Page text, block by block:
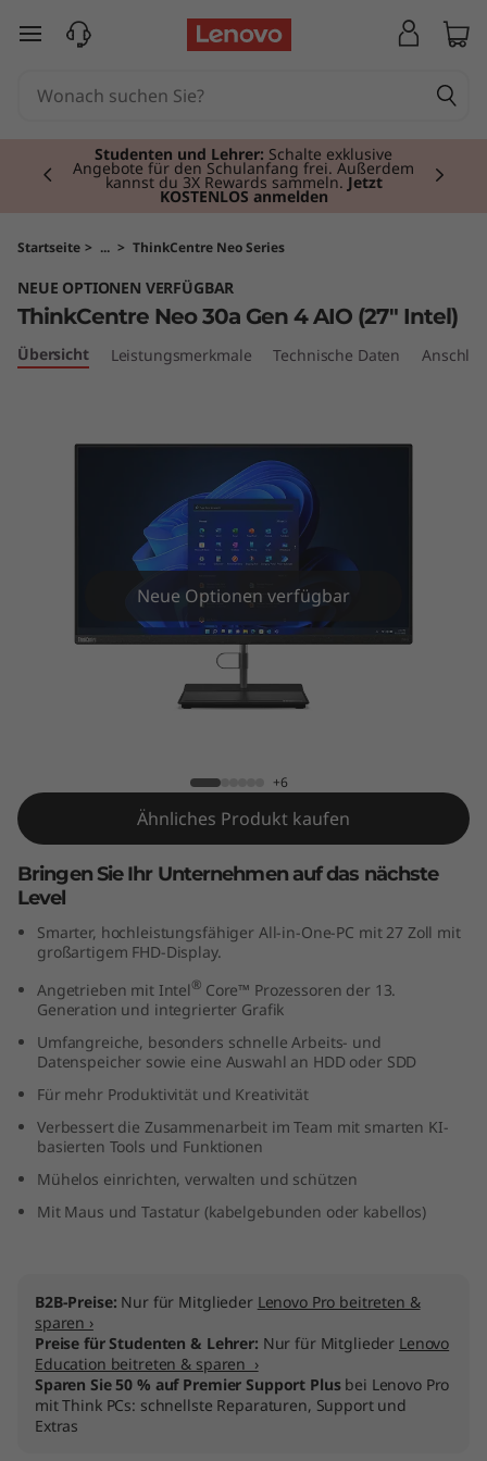
T
C
e
n
G
e
n
A
O
2
zum Hauptinhalt springen
Studenten und Lehrer: Schalte exklusive
Angebote für den Schulanfang frei. Außerdem
kannst du 3X Rewards sammeln. Jetzt
KOSTENLOS anmelden
Currently displaying item 2 of 3
Startseite > ... > ThinkCentre Neo Series
Intel)
NEUE OPTIONEN VERFÜGBAR
ThinkCentre Neo 30a Gen 4 AIO (27" Intel)
Übersicht Leistungsmerkmale Technische Daten
Neue Optionen verfügbar
+6
Ähnliches Produkt kaufen
Bringen Sie Ihr Unternehmen auf das nächste
Level
Smarter, hochleistungsfähiger All-in-One-PC mit 27 Zoll mit
großartigem FHD-Display.
Angetrieben mit Intel® Core™ Prozessoren der 13.
Generation und integrierter Grafik
Umfangreiche, besonders schnelle Arbeits- und
Datenspeicher sowie eine Auswahl an HDD oder SDD
Für mehr Produktivität und Kreativität
Verbessert die Zusammenarbeit im Team mit smarten KI-
basierten Tools und Funktionen
Mühelos einrichten, verwalten und schützen
Mit Maus und Tastatur (kabelgebunden oder kabellos)
B2B-Preise: Nur für Mitglieder Lenovo Pro beitreten &
sparen ›
Preise für Studenten & Lehrer: Nur für Mitglieder Lenovo
Education beitreten & sparen ›
Sparen Sie 50 % auf Premier Support Plusbei Lenovo Pro
mit Think PCs: schnellste Reparaturen, Support und
Extras